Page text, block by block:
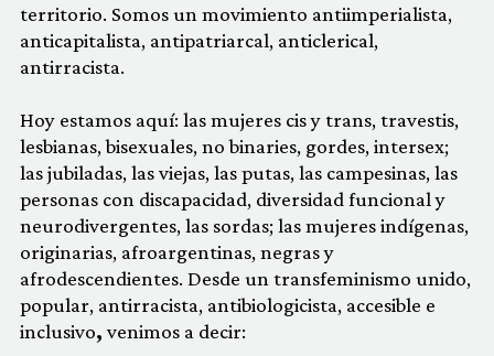
territorio. Somos un movimiento antiimperialista,
anticapitalista, antipatriarcal, anticlerical,
antirracista.
Hoy estamos aquí: las mujeres cis y trans, travestis,
lesbianas, bisexuales, no binaries, gordes, intersex;
las jubiladas, las viejas, las putas, las campesinas, las
personas con discapacidad, diversidad funcional y
neurodivergentes, las sordas; las mujeres indígenas,
originarias, afroargentinas, negras y
afrodescendientes. Desde un transfeminismo unido,
popular, antirracista, antibiologicista, accesible e
inclusivo, venimos a decir: